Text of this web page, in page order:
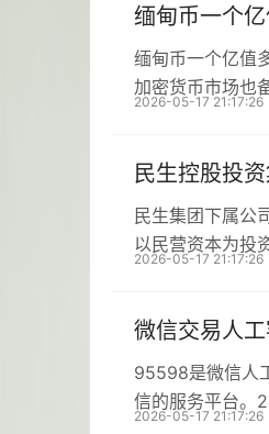
缅甸币一个亿
缅甸币一个亿值
加密货币市场也
2026-05-17 21:17:26
民生控股投
民生集团下属公
以民营资本为投
2026-05-17 21:17:26
微信交易人
95598是微信人
信的服务平台。
2026-05-17 21:17:26